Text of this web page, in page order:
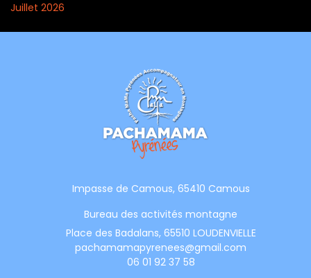
Juillet 2026
Impasse de Camous, 65410 Camous
pachamamapyrenees@gmail.com
06 01 92 37 58
Bureau des activités montagne
Place des Badalans, 65510 LOUDENVIELLE